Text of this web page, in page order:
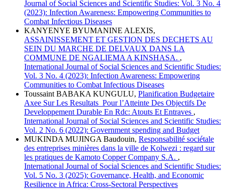
Journal of Social Sciences and Scientific Studies: Vol. 3 No. 4
(2023): Infection Awareness: Empowering Communities to
Combat Infectious Diseases
KANYENYE BYUMANINE ALEXIS,
ASSAINISSEMENT ET GESTION DES DECHETS AU
SEIN DU MARCHE DE DELVAUX DANS LA
COMMUNE DE NGALIEMA A KINSHASA. ,
International Journal of Social Sciences and Scientific Studies:
Vol. 3 No. 4 (2023): Infection Awareness: Empowering
Communities to Combat Infectious Diseases
Toussaint BABAKA KUNGULU, Planification Budgetaire
Axee Sur Les Resultats Pour l’Atteinte Des Objectifs De
Developpement Durable En Rdc: Atouts Et Entraves ,
International Journal of Social Sciences and Scientific Studies:
Vol. 2 No. 6 (2022): Government spending and Budget
MUKINDA MUJINGA Baudouin, Responsabilité sociétale
des entreprises minières dans la ville de Kolwezi : regard sur
les pratiques de Kamoto Copper Company S.A. ,
International Journal of Social Sciences and Scientific Studies:
Vol. 5 No. 3 (2025): Governance, Health, and Economic
Resilience in Africa: Cross-Sectoral Perspectives